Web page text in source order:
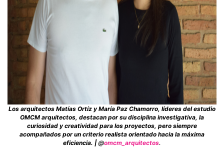
Los arquitectos Matías Ortíz y María Paz Chamorro, líderes del estudio
OMCM arquitectos, destacan por su disciplina investigativa, la
curiosidad y creatividad para los proyectos, pero siempre
acompañados por un criterio realista orientado hacia la máxima
eficiencia. |@omcm_arquitectos.